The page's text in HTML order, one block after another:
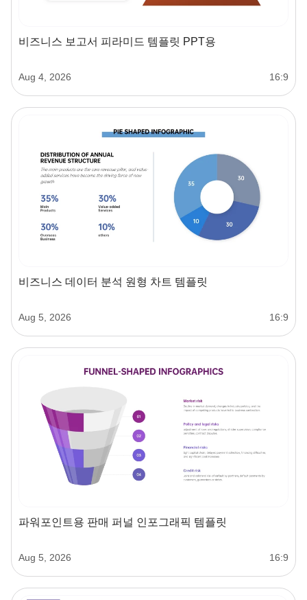
비즈니스 보고서 피라미드 템플릿 PPT용
Aug 4, 2026 16:9
비즈니스 데이터 분석 원형 차트 템플릿
Aug 5, 2026 16:9
파워포인트용 판매 퍼널 인포그래픽 템플릿
Aug 5, 2026 16:9